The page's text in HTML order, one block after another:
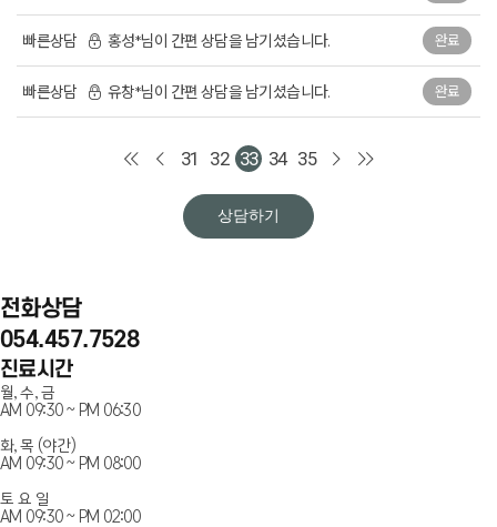
빠른상담 홍성*님이 간편 상담을 남기셨습니다. 완료
빠른상담 유창*님이 간편 상담을 남기셨습니다. 완료
31 32 33 34 35
상담하기
전화상담
054.457.7528
진료시간
월, 수, 금
AM 09:30 ~ PM 06:30
화, 목 (야간)
AM 09:30 ~ PM 08:00
토 요 일
AM 09:30 ~ PM 02:00